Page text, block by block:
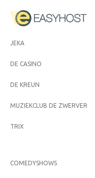
JEKA
DE CASINO
DE KREUN
MUZIEKCLUB DE ZWERVER
TRIX
COMEDYSHOWS